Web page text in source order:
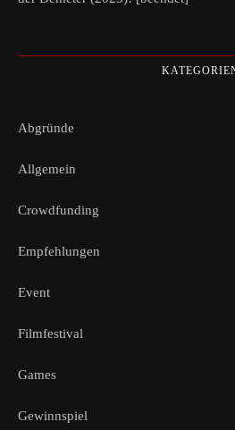
Abgründe
Allgemein
Crowdfunding
Empfehlungen
Event
Filmfestival
Games
Gewinnspiel